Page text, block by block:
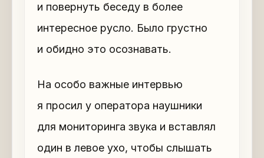
и повернуть беседу в более
интересное русло. Было грустно
и обидно это осознавать.
На особо важные интервью
я просил у оператора наушники
для мониторинга звука и вставлял
один в левое ухо, чтобы слышать